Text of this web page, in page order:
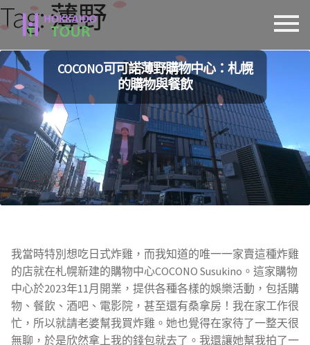
跳
至
導
覽
列
跳
至
主
要
內
容
Tag:薄野
COCONO可可諾薄野購物中心：札幌
的購物與餐飲
我當時特別想吃日式炸雞，而我知道的唯一一家賣這種炸雞
的店就在札幌新建的購物中心COCONO Susukino。這家購物
中心於2023年11月開業，提供各種各樣的娛樂活動，包括購
物、餐飲、酒吧、電影院，甚至還有桑拿房！我在家工作很
忙，所以就請老婆幫我買炸雞。她也覺得在家待了一整天很
無聊，於是欣然拿上我的錢包就去了。我還讓她幫我拍了一